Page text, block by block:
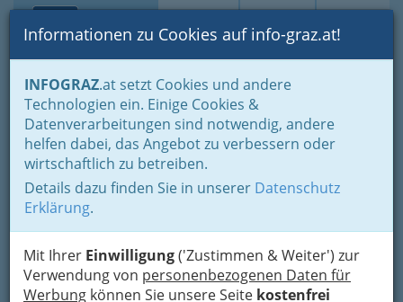
Suche Login Toggle
Informationen zu Cookies auf info-graz.at!
INFOGRAZ.at setzt Cookies und andere
Technologien ein. Einige Cookies &
Datenverarbeitungen sind notwendig, andere
helfen dabei, das Angebot zu verbessern oder
wirtschaftlich zu betreiben.
Details dazu finden Sie in unserer Datenschutz
Erklärung.
Mit Ihrer Einwilligung('Zustimmen & Weiter') zur
Verwendung von personenbezogenen Daten für
Werbung können Sie unsere Seite kostenfrei
Home Lifestyle
Feste feiern
Der schönste Tag im Leben für viele
Musik für Kirche und das Standesamt
Birgitta Wetzl
Sandgasse 51, 8010 Graz
+43 676 9730 365
Profil